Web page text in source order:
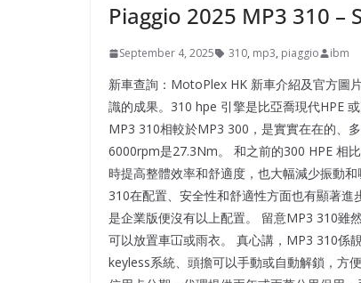
Piaggio 2025 MP3 310 –
September 4, 2025 310, mp3, piaggio ibm
新車查詢：MotoPlex HK 新車介紹及官方圖
識的成果。310 hpe 引擎是比亞喬現代HPE
MP3 310相較於MP3 300，是實實在在的、
6000rpm是27.3Nm。 和之前的300 HPE 相
時提高整體效率和舒適度，也大幅減少振動
310在配置、安全性和舒適性方面也有顯著
是企業版便沒有以上配置。 留意MP3 310雖
可以放置車冚或雨衣。 真心講，MP3 310係
keyless系統、頭擔可以手動或自動解鎖，方